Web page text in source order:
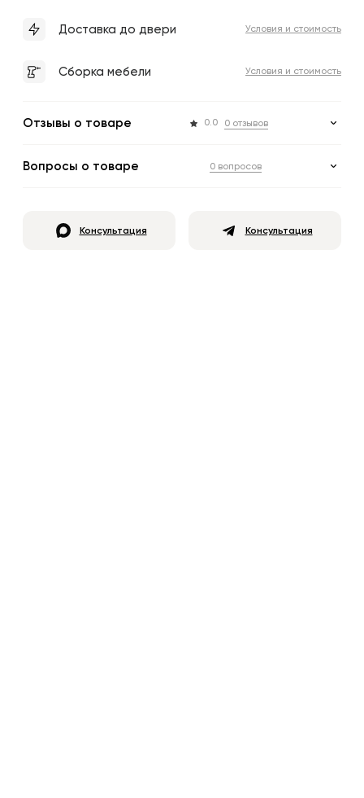
Доставка до двери Условия и стоимость
Сборка мебели Условия и стоимость
Отзывы о товаре 0.0 0 отзывов
Вопросы о товаре 0 вопросов
Консультация Консультация